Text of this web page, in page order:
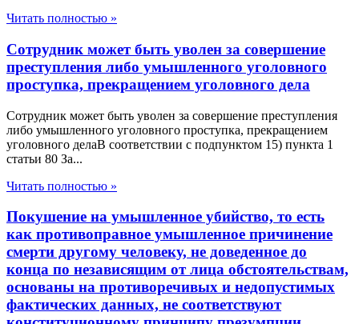
Читать полностью »
Сотрудник может быть уволен за совершение
преступления либо умышленного уголовного
проступка, прекращением уголовного дела
Сотрудник может быть уволен за совершение преступления
либо умышленного уголовного проступка, прекращением
уголовного делаВ соответствии с подпунктом 15) пункта 1
статьи 80 За...
Читать полностью »
Покушение на умышленное убийство, то есть
как противоправное умышленное причинение
смерти другому человеку, не доведенное до
конца по независящим от лица обстоятельствам,
основаны на противоречивых и недопустимых
фактических данных, не соответствуют